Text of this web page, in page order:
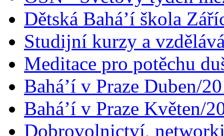
Dětská Bahá’í škola
Studijní kurzy a
Meditace pro potěchu
Bahá’í v Praze Duben/
Bahá’í v Praze Květen/
Dobrovolnictví,